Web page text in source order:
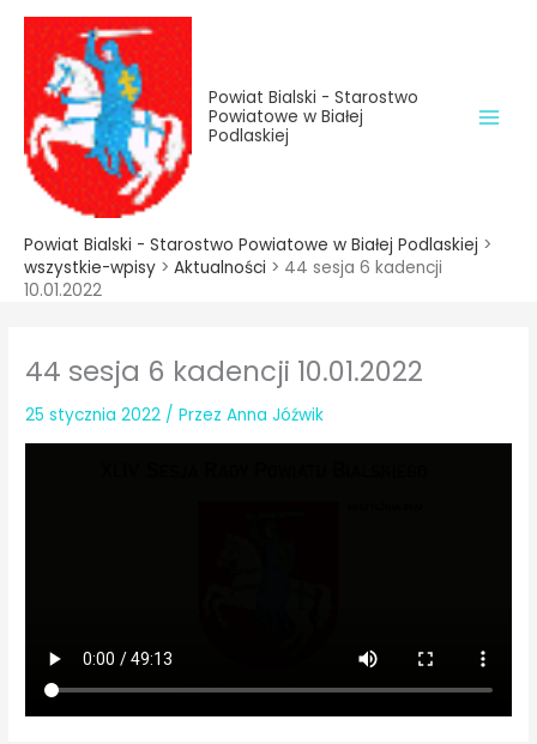
treści
Przejdź
treści
Powiat Bialski - Starostwo
Powiatowe w Białej
Podlaskiej
Powiat Bialski - Starostwo Powiatowe w Białej Podlaskiej >
wszystkie-wpisy > Aktualności > 44 sesja 6 kadencji
10.01.2022
44 sesja 6 kadencji 10.01.2022
25 stycznia 2022 / PrzezAnna Jóźwik